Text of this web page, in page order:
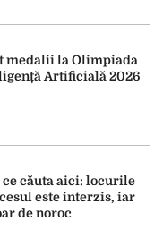
medalii la Olimpiada
Artificială 2026
căuta aici: locurile
este interzis, iar
de noroc